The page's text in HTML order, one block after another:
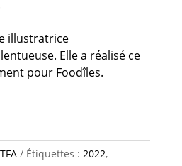
illustratrice
Elle a réalisé ce
pour Foodîles.
Étiquettes : 2022,